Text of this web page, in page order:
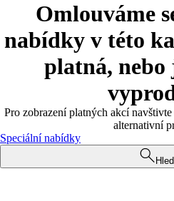
Omlouváme
nabídky v této
platná, nebo
Pro zobrazení platných akcí
alternativní
Speciální nabídky